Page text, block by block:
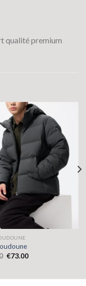
qualité premium
€73.00